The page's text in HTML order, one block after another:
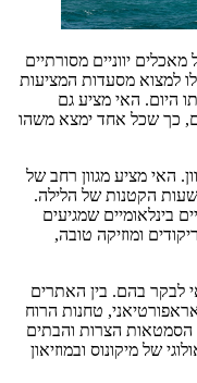
יווניים מסורתיים
למצוא מסעדות המציעות
היום. האי מציע גם
כך שכל אחד ימצא משהו
האי מציע מגוון רחב של
הקטנות של הלילה.
בינלאומיים שמגיעים
ומוזיקה טובה,
לבקר בהם. בין האתרים
טחנות הרוח
הסמטאות הצרות והבתים
של מיקונוס ובמוזיאון